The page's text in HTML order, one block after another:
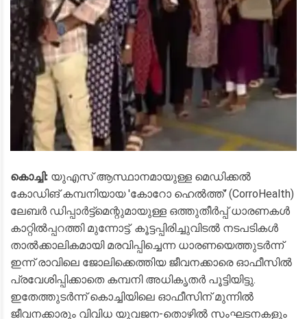
കൊച്ചി: യുഎസ് ആസ്ഥാനമായുള്ള മെഡിക്കൽ
കോഡിങ് കമ്പനിയായ 'കോറോ ഹെൽത്ത്' (CorroHealth)
ലേബർ ഡിപ്പാർട്ട്‌മെന്റുമായുള്ള ഒത്തുതീർപ്പ് ധാരണകൾ
കാറ്റിൽപ്പറത്തി മുന്നോട്ട്. കൂട്ടപ്പിരിച്ചുവിടൽ നടപടികൾ
താൽക്കാലികമായി മരവിപ്പിച്ചെന്ന ധാരണയെത്തുടർന്ന്
ഇന്ന് രാവിലെ ജോലിക്കെത്തിയ ജീവനക്കാരെ ഓഫീസിൽ
പ്രവേശിപ്പിക്കാതെ കമ്പനി അധികൃതർ പൂട്ടിയിട്ടു.
ഇതേത്തുടർന്ന് കൊച്ചിയിലെ ഓഫീസിന് മുന്നിൽ
ജീവനക്കാരും വിവിധ യുവജന-തൊഴിൽ സംഘടനകളും